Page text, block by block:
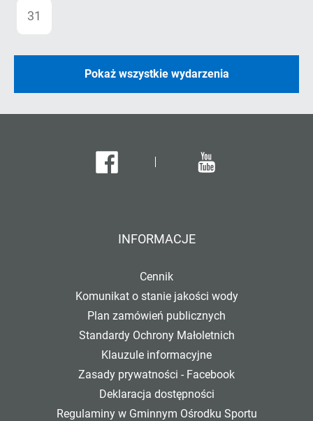
31
Pokaż wszystkie wydarzenia
Facebook Youtube
INFORMACJE
Cennik
Komunikat o stanie jakości wody
Plan zamówień publicznych
Standardy Ochrony Małoletnich
Klauzule informacyjne
Zasady prywatności - Facebook
Deklaracja dostępności
Regulaminy w Gminnym Ośrodku Sportu